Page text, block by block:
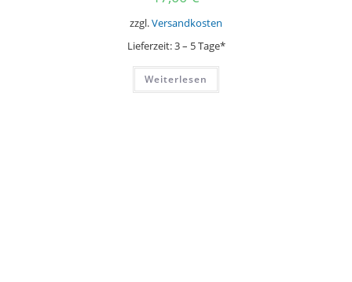
zzgl.Versandkosten
Lieferzeit:3 – 5 Tage*
Weiterlesen